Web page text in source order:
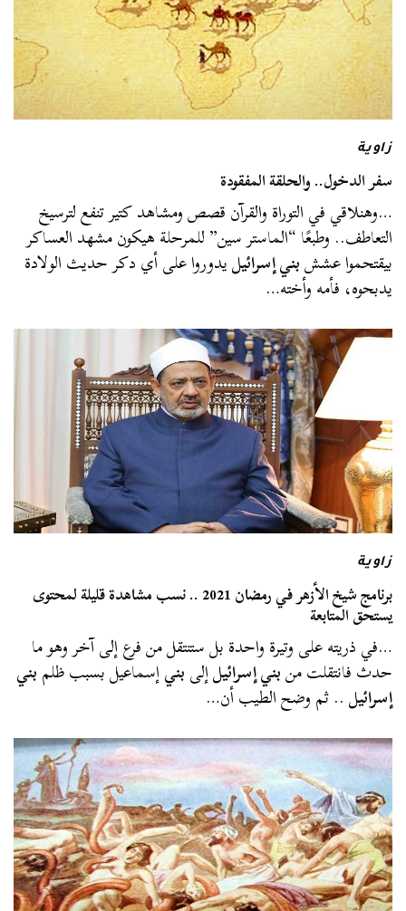
زاوية
سفر الدخول.. والحلقة المفقودة
…وهنلاقي في التوراة والقرآن قصص ومشاهد كتير تنفع لترسيخ
التعاطف.. وطبعًا “الماستر سين” للمرحلة هيكون مشهد العساكر
بيقتحموا عششبني إسرائيليدوروا على أي دكر حديث الولادة
يدبحوه، فأمه وأخته…
زاوية
برنامج شيخ الأزهر في رمضان 2021 .. نسب مشاهدة قليلة لمحتوى
يستحق المتابعة
…في ذريته على وتيرة واحدة بل ستنتقل من فرع إلى آخر وهو ما
حدث فانتقلت منبني إسرائيلإلىبنيإسماعيل بسبب ظلمبني
إسرائيل.. ثم وضح الطيب أن…